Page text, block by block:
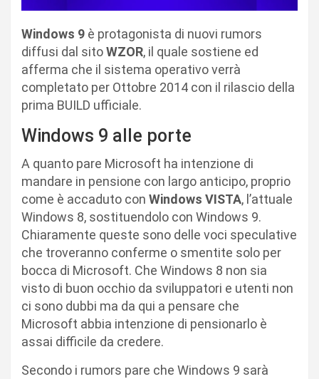
Windows 9 è protagonista di nuovi rumors
diffusi dal sitoWZOR, il quale sostiene ed
afferma che il sistema operativo verrà
completato per Ottobre 2014 con il rilascio della
prima BUILD ufficiale.
Windows 9 alle porte
A quanto pare Microsoft ha intenzione di
mandare in pensione con largo anticipo, proprio
come è accaduto con Windows VISTA, l’attuale
Windows 8, sostituendolo con Windows 9.
Chiaramente queste sono delle voci speculative
che troveranno conferme o smentite solo per
bocca di Microsoft. Che Windows 8 non sia
visto di buon occhio da sviluppatori e utenti non
ci sono dubbi ma da qui a pensare che
Microsoft abbia intenzione di pensionarlo è
assai difficile da credere.
Secondo i rumors pare che Windows 9 sarà